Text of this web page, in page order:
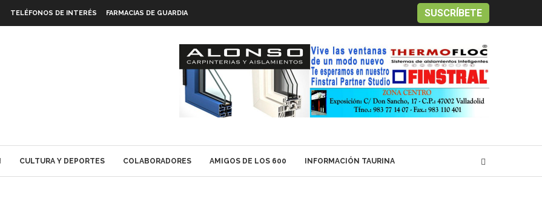
TELÉFONOS DE INTERÉS FARMACIAS DE GUARDIA SUSCRÍBETE
CULTURA Y DEPORTES COLABORADORES AMIGOS DE LOS 600 INFORMACIÓN TAURINA